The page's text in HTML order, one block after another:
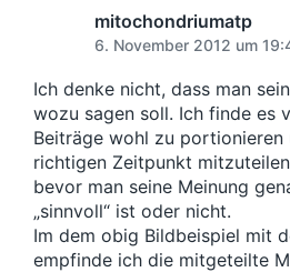
a
t
u
m
t
r
a
g
:
i
t
r
a
g
:
mitochondriumatp
6. November 2012 um
Ich denke nicht, dass man
wozu sagen soll. Ich finde es
Beiträge wohl zu portionieren
richtigen Zeitpunkt
bevor man seine Meinung
„sinnvoll“ ist oder nicht.
Im dem obig Bildbeispiel mit
empfinde ich die mitgeteilte